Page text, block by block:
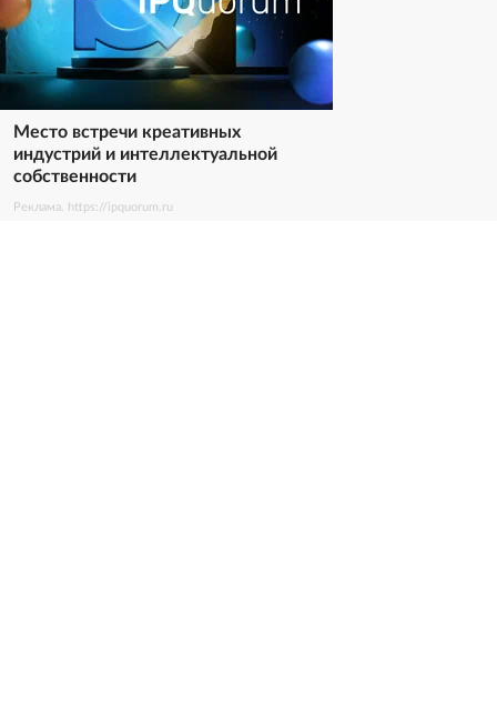
Место встречи креативных
индустрий и интеллектуальной
собственности
Реклама. https://ipquorum.ru